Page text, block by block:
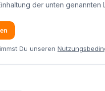
der unten genannten
Du unseren